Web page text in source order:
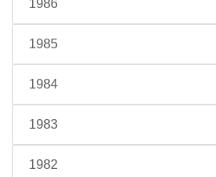
1986
1985
1984
1983
1982